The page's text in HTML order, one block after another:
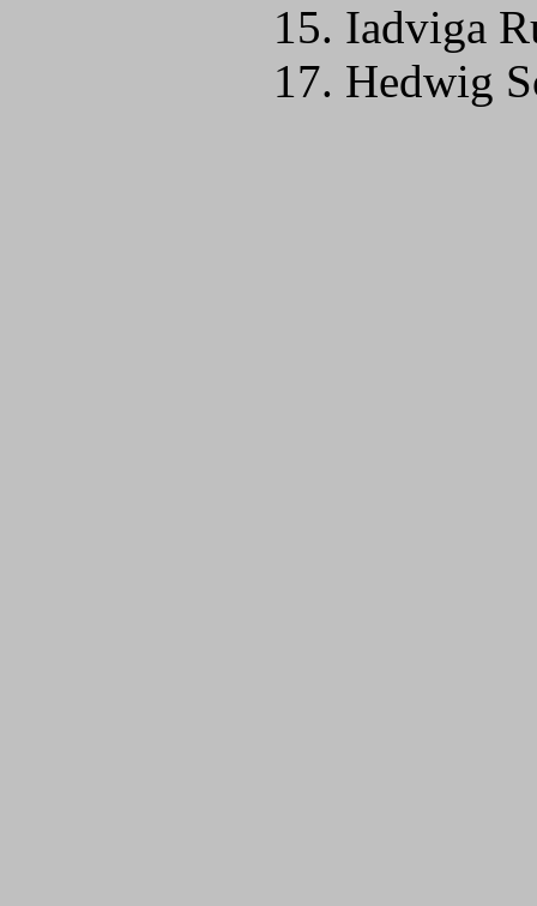
15. Iadviga
17. Hedwig